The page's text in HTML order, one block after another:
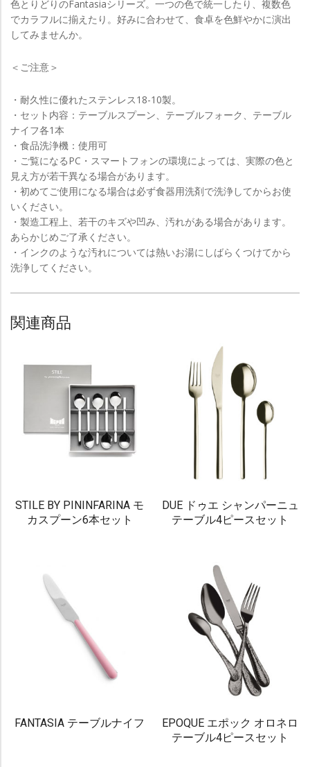
色とりどりのFantasiaシリーズ。一つの色で統一したり、複数色
でカラフルに揃えたり。好みに合わせて、食卓を色鮮やかに演出
してみませんか。
＜ご注意＞
・耐久性に優れたステンレス18-10製。
・ セット内容：テーブルスプーン、テーブルフォーク、テーブル
ナイフ各1本
・ 食品洗浄機：使用可
・ ご覧になるPC・スマートフォンの環境によっては、実際の色と
見え方が若干異なる場合があります。
・ 初めてご使用になる場合は必ず食器用洗剤で洗浄してからお使
いください。
・ 製造工程上、若干のキズや凹み、汚れがある場合があります。
あらかじめご了承ください。
・ インクのような汚れについては熱いお湯にしばらくつけてから
洗浄してください。
関連商品
STILE BY PININFARINA モ
カスプーン6本セット
DUE ドゥエ シャンパーニュ
テーブル4ピースセット
FANTASIA テーブルナイフ
EPOQUE エポック オロネロ
テーブル4ピースセット